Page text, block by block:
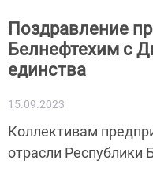
Поздравление
Белнефтехим с
единства
15.09.2023
Коллективам
отрасли Республики